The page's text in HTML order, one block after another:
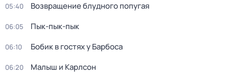
05:40 Возвращение блудного попугая
06:05 Пык-пык-пык
06:10 Бобик в гостях у Барбоса
06:20 Малыш и Карлсон